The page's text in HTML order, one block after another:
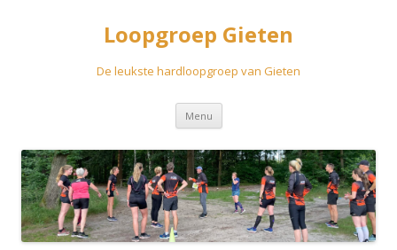
Loopgroep Gieten
De leukste hardloopgroep van Gieten
Menu Spring
inhoud